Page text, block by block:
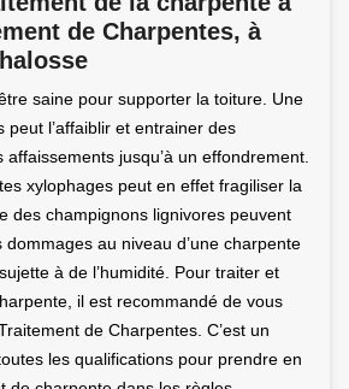
de Charpentes, à
saine pour supporter la toiture. Une
peut l’affaiblir et entrainer des
jusqu’à un effondrement.
xylophages peut en effet fragiliser la
des champignons lignivores peuvent
au niveau d’une charpente
à de l’humidité. Pour traiter et
il est recommandé de vous
de Charpentes. C’est un
les qualifications pour prendre en